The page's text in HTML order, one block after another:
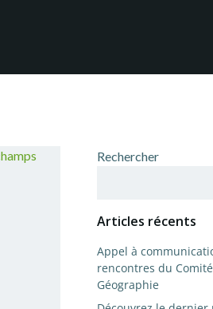
Rechercher
Articles récents
Appel à
rencontres du
Géographie